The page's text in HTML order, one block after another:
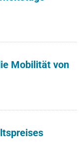
Mobilität von